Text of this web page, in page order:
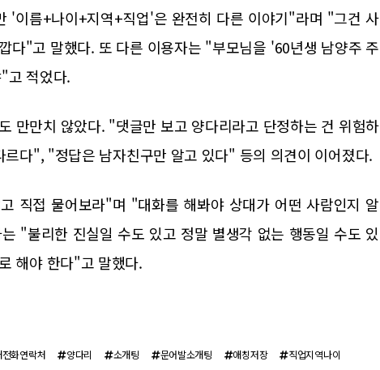
'이름+나이+지역+직업'은 완전히 다른 이야기"라며 "그건 사
다"고 말했다. 또 다른 이용자는 "부모님을 '60년생 남양주 주
고 적었다.
만만치 않았다. "댓글만 보고 양다리라고 단정하는 건 위험하
다", "정답은 남자친구만 알고 있다" 등의 의견이 이어졌다.
직접 물어보라"며 "대화를 해봐야 상대가 어떤 사람인지 알
"불리한 진실일 수도 있고 정말 별생각 없는 행동일 수도 있
해야 한다"고 말했다.
화연락처 양다리 소개팅 문어발소개팅 애칭저장 직업지역나이